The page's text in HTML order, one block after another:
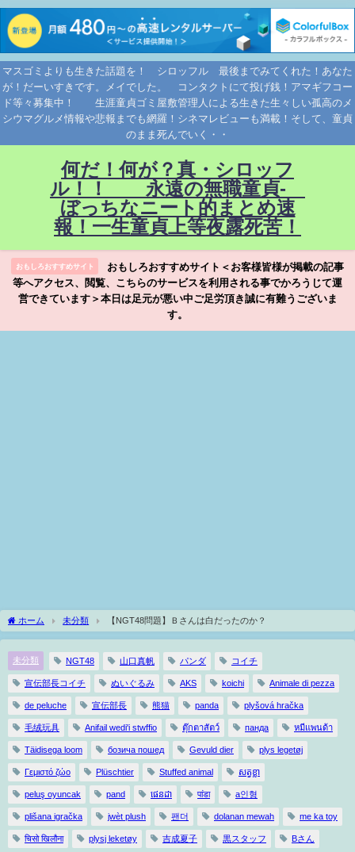
マスゴミよりも生きた話題を！ シロッフル 最後までみてくれた！あなた
が！だーいすきです。メイでした。 コンタクトにて投げ銭！アマギフコー
ド等々募集中！ 生涯童貞ゴミ屋敷管理人による生きた生々しい孤高のメ
シウマグルメ情報や悲報までも網羅！シネマレビューも満載！そして、童貞
のまま死んでいく・・
何だ！何が？真・シロッフ
ル！！ 永遠の無職童貞-
ぼっちなニート的まとめ速
報！一生童貞上等夜露死苦！
おもしろおすすめサイト
おもしろおすすめサイト＜お客様皆様が掲載の記事
等へアクセス、閲覧、こちらのサービスを利用される事でかろうじて運
営できています＞本日は足元が悪い中ご足労頂き誠に有難うございま
す。
ホーム 未分類 【NGT48問題】Ｂさんは白だったのか？
未分類 NGT48 山口真帆 パンダ コイチ
宣伝部長コイチ ぬいぐるみ AKS koichi Animale di pezza
de peluche 宣伝部長 熊猫 panda plyšová hračka
毛绒玩具 Anifail wedi'i stwffio ตุ๊กตาสัตว์ панда หมีแพนด้า
Täidisega loom бозича пошед Gevuld dier plys legetøj
Γεμιστό ζώο Plüschtier Stuffed animal សត្វខ្លា
peluş oyuncak pand ផេនដា पांडा a인형
plišana igračka jwèt plush 팬더 dolanan mewah me ka toy
चिसो खिलौना plysj leketøy 吉成夏子 黒スタッフ Bさん